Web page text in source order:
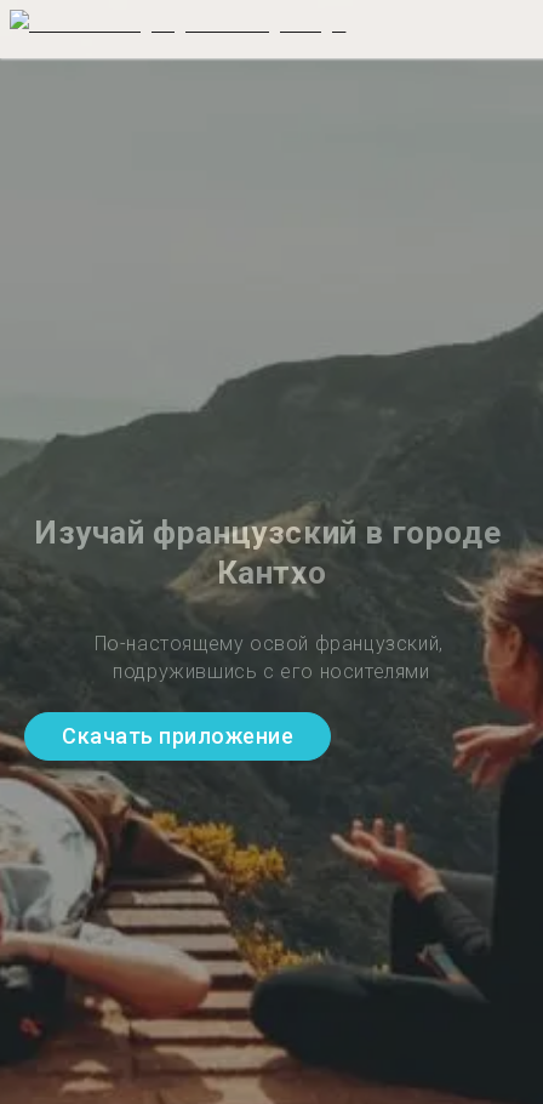
Изучай французский в городе
Кантхо
По-настоящему освой французский,
подружившись с его носителями
Скачать приложение